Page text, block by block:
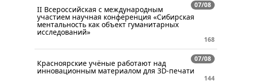
07/08
II Всероссийская с международным
участием научная конференция «Сибирская
ментальность как объект гуманитарных
исследований»
168
07/08
Красноярские учёные работают над
инновационным материалом для 3D-печати
144